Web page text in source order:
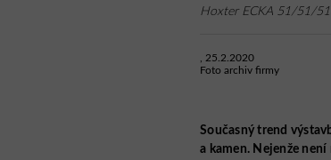
Hoxter ECKA 51/51/
, 25.2.2020
Foto archiv firmy
Současný trend
a kamen. Nejenže